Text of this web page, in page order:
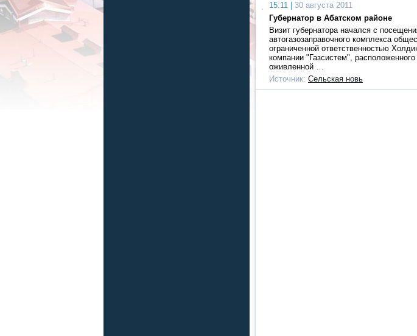
15:11 |
30 августа 2011
Губернатор в Абатском районе
Визит губернатора начался с
автогазозаправочного комплекса
ограниченной ответственностью
компании "Газсистем",
оживленной …
Источник: Сельская новь